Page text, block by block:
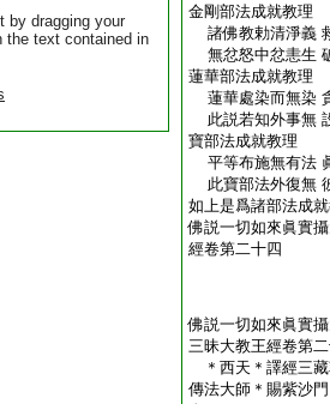
by dragging your
the text contained in
金剛部法成就教理
諸佛教勅清淨義
無忿怒中忿恚生
蓮華部法成就教理
蓮華處染而無染
此説若知外事無
寶部法成就教理
平等布施無有法
此寶部法外復無
如上是爲諸部法成
佛説一切如來眞實
經卷第二十四
佛説一切如來眞實
三昧大教王經卷第
＊西天＊譯經三
傳法大師＊賜紫沙